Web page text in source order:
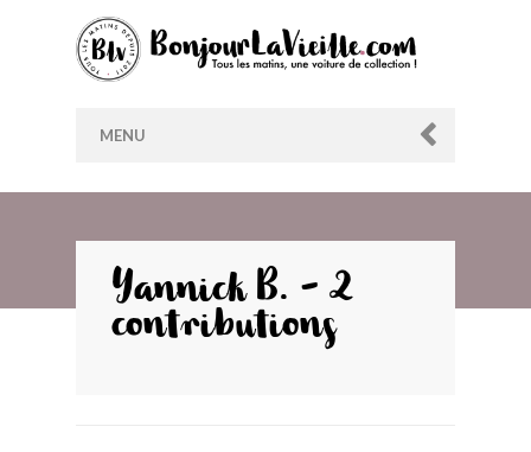
MENU
ARCHIVES
Yannick B. - 2
contributions